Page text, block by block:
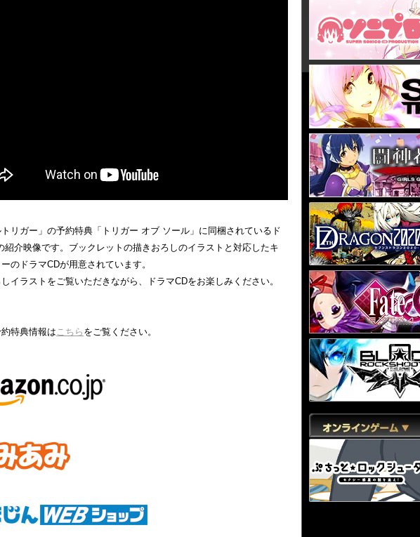
リガー」の予約特典「トリガー オブ ソール」に同梱されているド
紹介映像です。ブックレットの描きおろしのイラストと対応したキ
のドラマCDが用意されています。
イラストをご覧いただきながら、ドラマCDをお楽しみください。
特典情報はこちら をご覧ください。